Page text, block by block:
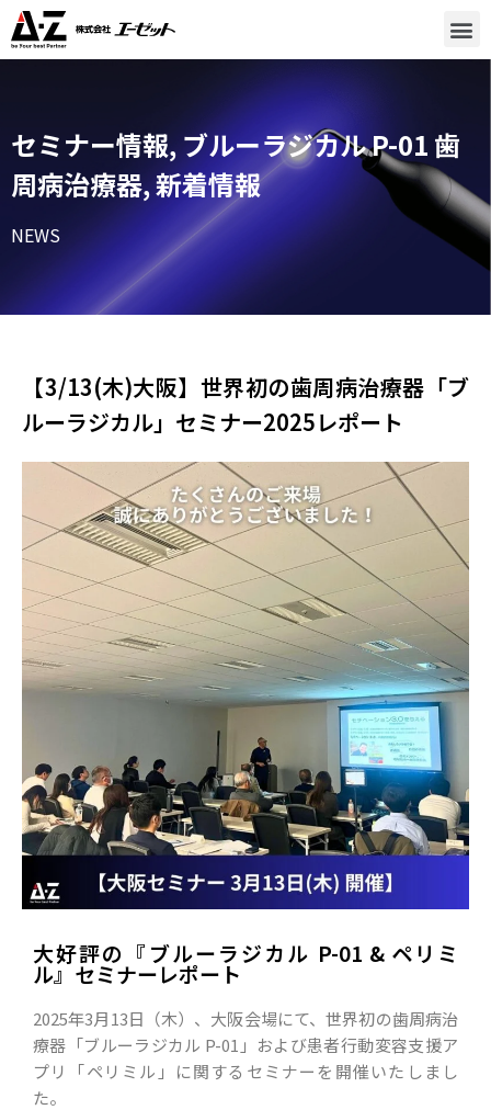
セミナー情報,ブルーラジカル P-01 歯
周病治療器,新着情報
NEWS
【3/13(木)大阪】世界初の歯周病治療器「ブ
ルーラジカル」セミナー2025レポート
大好評の『ブルーラジカル P-01 & ペリミ
ル』セミナーレポート
2025年3月13日（木）、大阪会場にて、世界初の歯周病治
療器「ブルーラジカル P-01」および患者行動変容支援ア
プリ「ペリミル」に関するセミナーを開催いたしまし
た。